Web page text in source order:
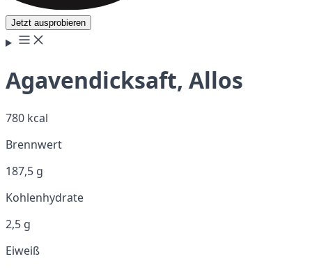
Jetzt ausprobieren
Agavendicksaft, Allos
780 kcal
Brennwert
187,5 g
Kohlenhydrate
2,5 g
Eiweiß